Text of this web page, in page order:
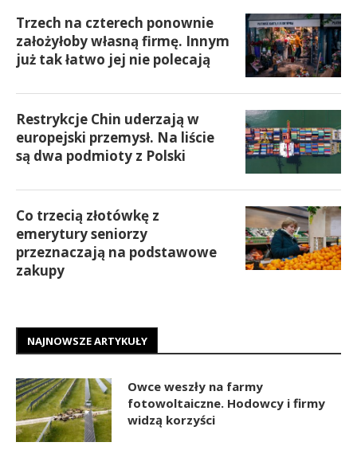
Trzech na czterech ponownie
założyłoby własną firmę. Innym
już tak łatwo jej nie polecają
Restrykcje Chin uderzają w
europejski przemysł. Na liście
są dwa podmioty z Polski
Co trzecią złotówkę z
emerytury seniorzy
przeznaczają na podstawowe
zakupy
NAJNOWSZE ARTYKUŁY
Owce weszły na farmy
fotowoltaiczne. Hodowcy i firmy
widzą korzyści